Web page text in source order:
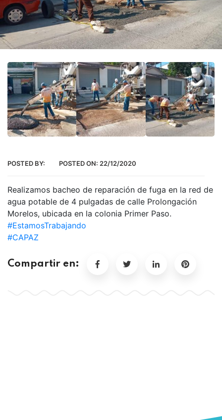
POSTED BY: POSTED ON: 22/12/2020
Realizamos bacheo de reparación de fuga en la red de
agua potable de 4 pulgadas de calle Prolongación
Morelos, ubicada en la colonia Primer Paso.
#EstamosTrabajando
#CAPAZ
Compartir en: